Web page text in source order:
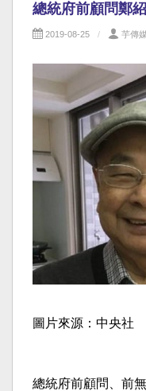
總統府前顧問鄭
2019-08-25 芋傳媒
圖片來源：中央社
總統府前顧問、前